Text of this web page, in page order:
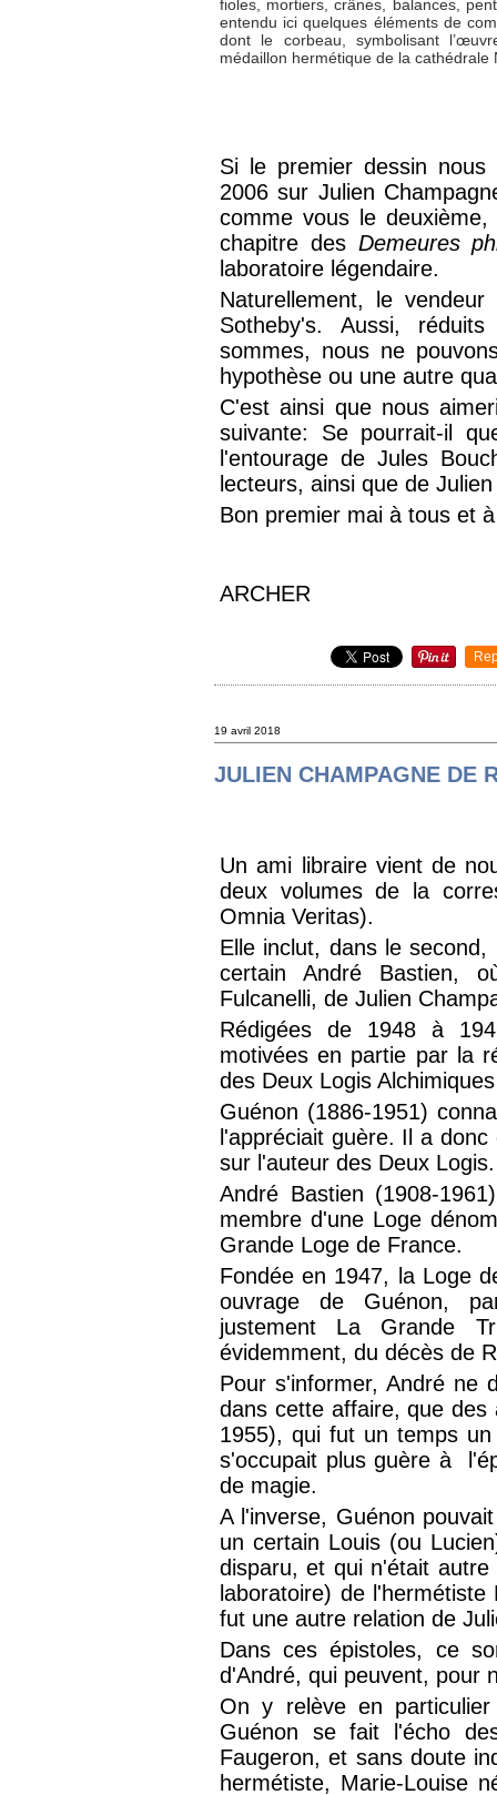
fioles, mortiers, crânes, balances,
entendu ici quelques éléments de
dont le corbeau, symbolisant
médaillon hermétique de la cathédrale
Si le premier dessin
2006 sur Julien
comme vous le
chapitre des Demeures
laboratoire légendaire.
Naturellement, le
Sotheby's. Aussi,
sommes, nous ne
hypothèse ou une autre
C'est ainsi que nous
suivante: Se pourrait-il
l'entourage de Jules
lecteurs, ainsi que de
Bon premier mai à tous et
ARCHER
19 avril 2018
JULIEN CHAMPAGNE DE
Un ami libraire vient de
deux volumes de la
Omnia Veritas).
Elle inclut, dans le
certain André Bastien,
Fulcanelli, de Julien
Rédigées de 1948 à
motivées en partie par la
des Deux Logis
Guénon (1886-1951)
l'appréciait guère. Il a
sur l'auteur des Deux Logis.
André Bastien (1908-
membre d'une Loge
Grande Loge de France.
Fondée en 1947, la Loge
ouvrage de Guénon,
justement La Grande
évidemment, du décès de
Pour s'informer, André ne
dans cette affaire, que des
1955), qui fut un temps
s'occupait plus guère à
de magie.
A l'inverse, Guénon
un certain Louis (ou
disparu, et qui n'était
laboratoire) de
fut une autre relation de
Dans ces épistoles, ce
d'André, qui peuvent, pour
On y relève en
Guénon se fait l'écho
Faugeron, et sans doute
hermétiste, Marie-Louise